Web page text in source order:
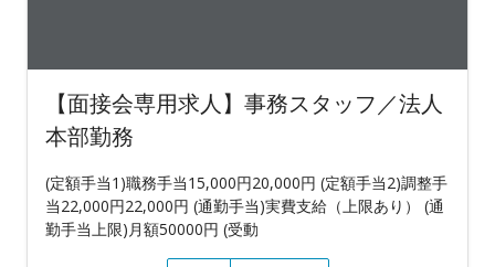
【面接会専用求人】事務スタッフ／法人
本部勤務
(定額手当1)職務手当15,000円20,000円 (定額手当2)調整手
当22,000円22,000円 (通勤手当)実費支給（上限あり） (通
勤手当上限)月額50000円 (受動